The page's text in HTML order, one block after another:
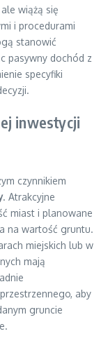
wiążą się
i procedurami
stanowić
pasywny dochód z
specyfiki
inwestycji
czynnikiem
. Atrakcyjne
miast i planowane
na wartość gruntu.
miejskich lub w
mają
aby
gruncie